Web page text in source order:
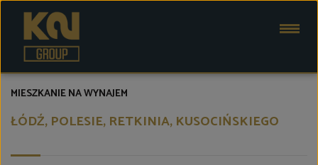
ŁÓDŹ, POLESIE, RETKINIA, KUSOCIŃSKIEGO
MIESZKANIE NA WYNAJEM